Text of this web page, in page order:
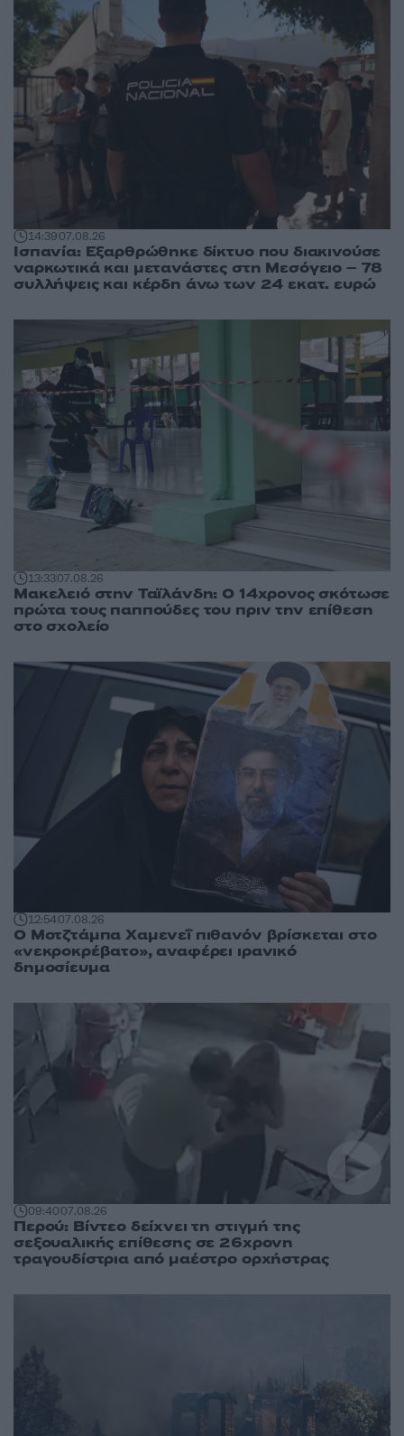
14:3907.08.26
Ισπανία: Εξαρθρώθηκε δίκτυο που διακινούσε
ναρκωτικά και μετανάστες στη Μεσόγειο – 78
συλλήψεις και κέρδη άνω των 24 εκατ. ευρώ
13:3307.08.26
Μακελειό στην Ταϊλάνδη: Ο 14χρονος σκότωσε
πρώτα τους παππούδες του πριν την επίθεση
στο σχολείο
12:5407.08.26
Ο Μοτζτάμπα Χαμενεΐ πιθανόν βρίσκεται στο
«νεκροκρέβατο», αναφέρει ιρανικό
δημοσίευμα
09:4007.08.26
Περού: Βίντεο δείχνει τη στιγμή της
σεξουαλικής επίθεσης σε 26χρονη
τραγουδίστρια από μαέστρο ορχήστρας